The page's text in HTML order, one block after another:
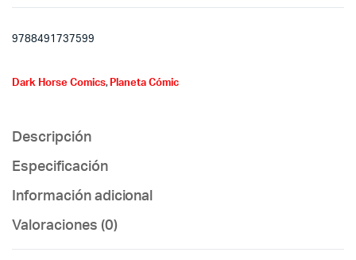
9788491737599
Dark Horse Comics, Planeta Cómic
Descripción
Especificación
Información adicional
Valoraciones (0)